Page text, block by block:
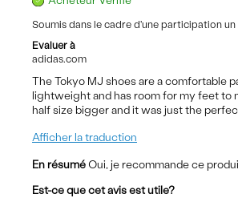
Soumis dans le cadre d'une participation
Evaluer à
adidas.com
The Tokyo MJ shoes are a comfortable
lightweight and has room for my feet to
half size bigger and it was just the
Afficher la traduction
En résumé Oui, je recommande ce
Est-ce que cet avis est utile?